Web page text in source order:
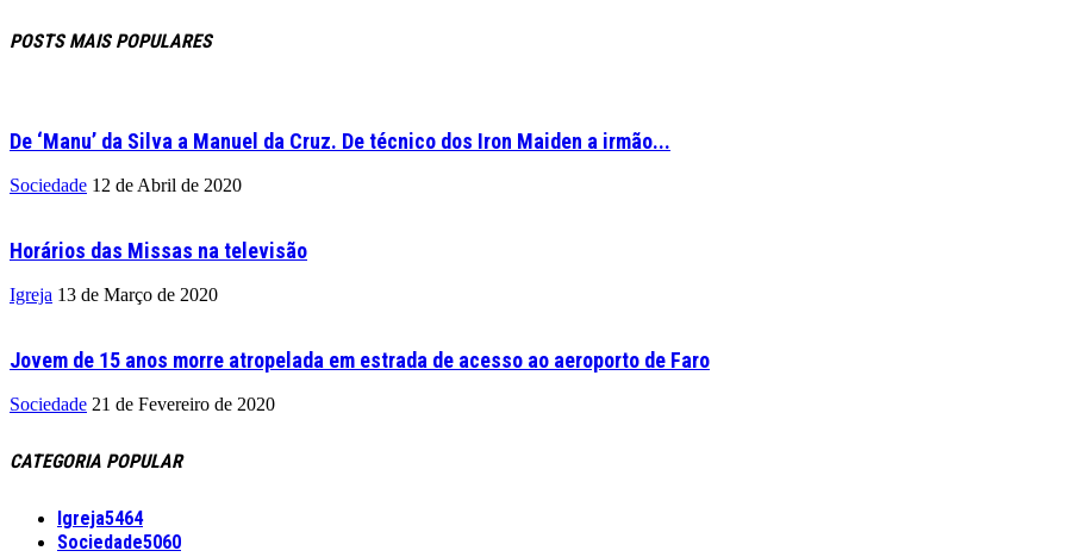
POSTS MAIS POPULARES
De ‘Manu’ da Silva a Manuel da Cruz. De técnico dos Iron Maiden a irmão...
Sociedade 12 de Abril de 2020
Horários das Missas na televisão
Igreja 13 de Março de 2020
Jovem de 15 anos morre atropelada em estrada de acesso ao aeroporto de Faro
Sociedade 21 de Fevereiro de 2020
CATEGORIA POPULAR
Igreja5464
Sociedade5060